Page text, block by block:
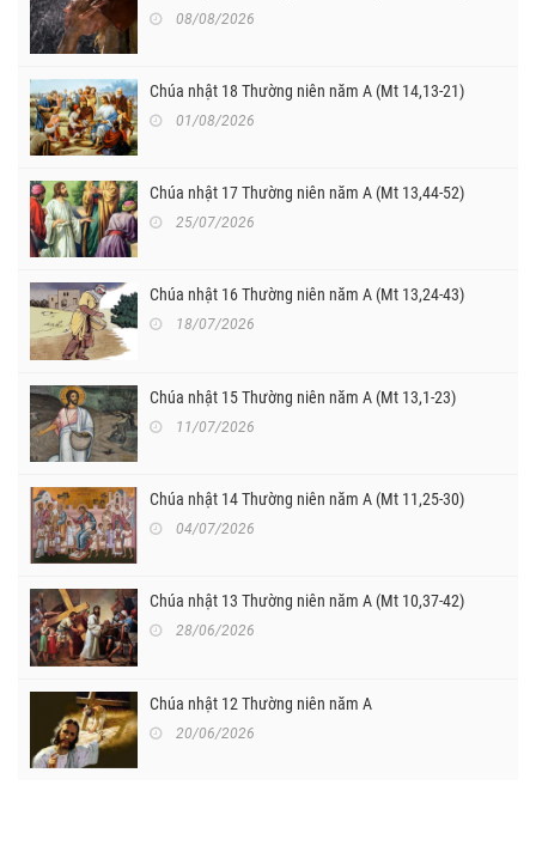
08/08/2026
Chúa nhật 18 Thường niên năm A (Mt 14,13-21)
01/08/2026
Chúa nhật 17 Thường niên năm A (Mt 13,44-52)
25/07/2026
Chúa nhật 16 Thường niên năm A (Mt 13,24-43)
18/07/2026
Chúa nhật 15 Thường niên năm A (Mt 13,1-23)
11/07/2026
Chúa nhật 14 Thường niên năm A (Mt 11,25-30)
04/07/2026
Chúa nhật 13 Thường niên năm A (Mt 10,37-42)
28/06/2026
Chúa nhật 12 Thường niên năm A
20/06/2026